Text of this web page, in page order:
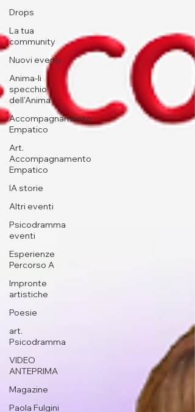
Drops
La tua
community
Nuovi eventi
Anima-li
specchio
dell'Anima
Accompagnamento
Empatico
Art.
Accompagnamento
Empatico
IA storie
Altri eventi
Psicodramma
eventi
Esperienze
Percorso A
Impronte
artistiche
Poesie
art.
Psicodramma
VIDEO
ANTEPRIMA
Magazine
Paola Fulgini